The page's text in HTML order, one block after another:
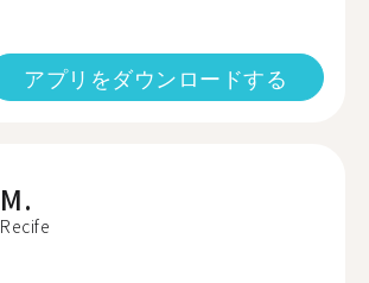
アプリをダウンロードする
M.
Recife